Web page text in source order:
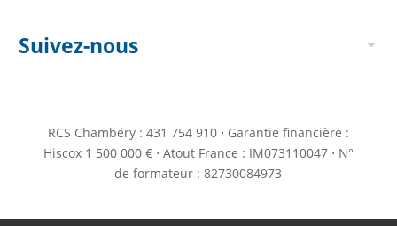
Suivez-nous
RCS Chambéry : 431 754 910 ⋅ Garantie financière :
Hiscox 1 500 000 € ⋅ Atout France : IM073110047 ⋅ N°
de formateur : 82730084973